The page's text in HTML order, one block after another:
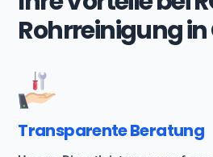
Rohrreinigung
Transparente Beratung